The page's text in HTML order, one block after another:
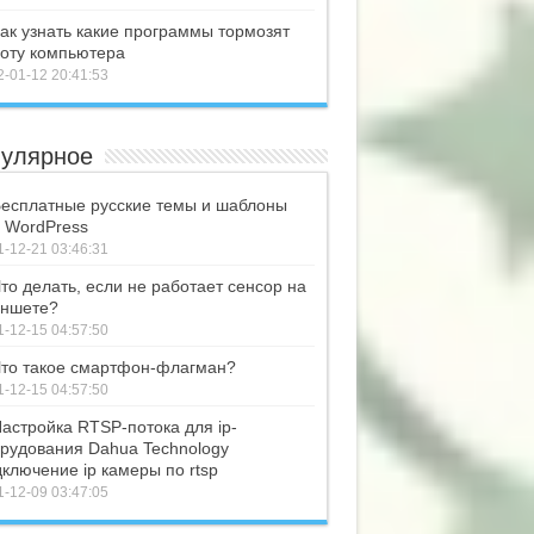
узнать какие программы тормозят
компьютера
01-12 20:41:53
русские темы и шаблоны
WordPress
12-21 03:46:31
делать, если не работает сенсор на
12-15 04:57:50
такое смартфон-флагман?
12-15 04:57:50
RTSP-потока для ip-
Dahua Technology
ip камеры по rtsp
12-09 03:47:05